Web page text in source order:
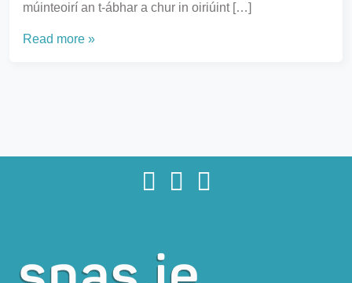
múinteoirí an t-ábhar a chur in oiriúint […]
Read more »